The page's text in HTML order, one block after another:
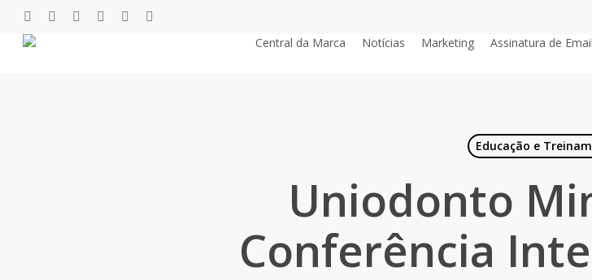
Pular
Central da Marca Notícias Marketing Assinatura de Email
Educação e
Uniodonto
Conferência